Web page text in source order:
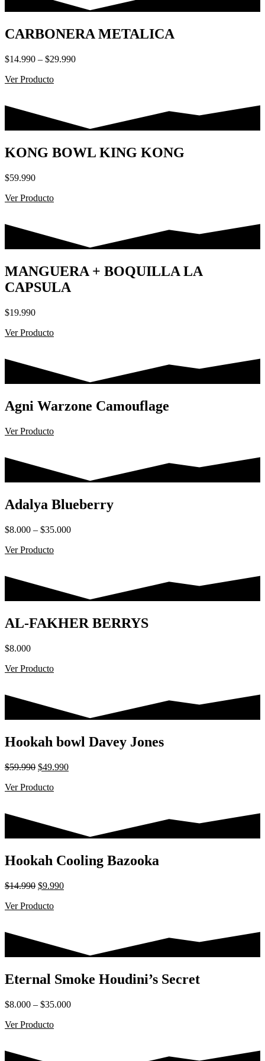
CARBONERA METALICA
$14.990 – $29.990Rango
$29.990
Ver Producto
KONG BOWL KING KONG
$59.990
Ver Producto
MANGUERA + BOQUILLA LA
CAPSULA
$19.990
Ver Producto
Agni Warzone Camouflage
Ver Producto
Adalya Blueberry
$8.000 – $35.000Rango
$35.000
Ver Producto
AL-FAKHER BERRYS
$8.000
Ver Producto
Hookah bowl Davey Jones
$59.990 El
original
$49.990El
Ver Producto
Hookah Cooling Bazooka
$14.990 El
original
$9.990El
Ver Producto
Eternal Smoke Houdini’s Secret
$8.000 – $35.000Rango
Ver Producto